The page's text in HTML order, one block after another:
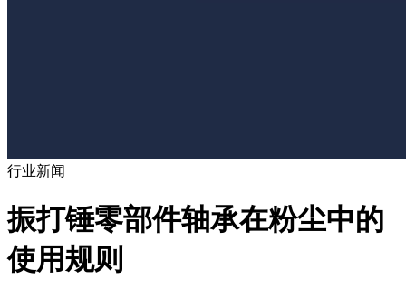
行业新闻
振打锤零部件轴承在粉尘中的
使用规则